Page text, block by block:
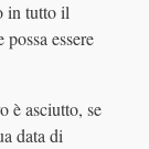
in tutto il
essere
è asciutto, se
data di